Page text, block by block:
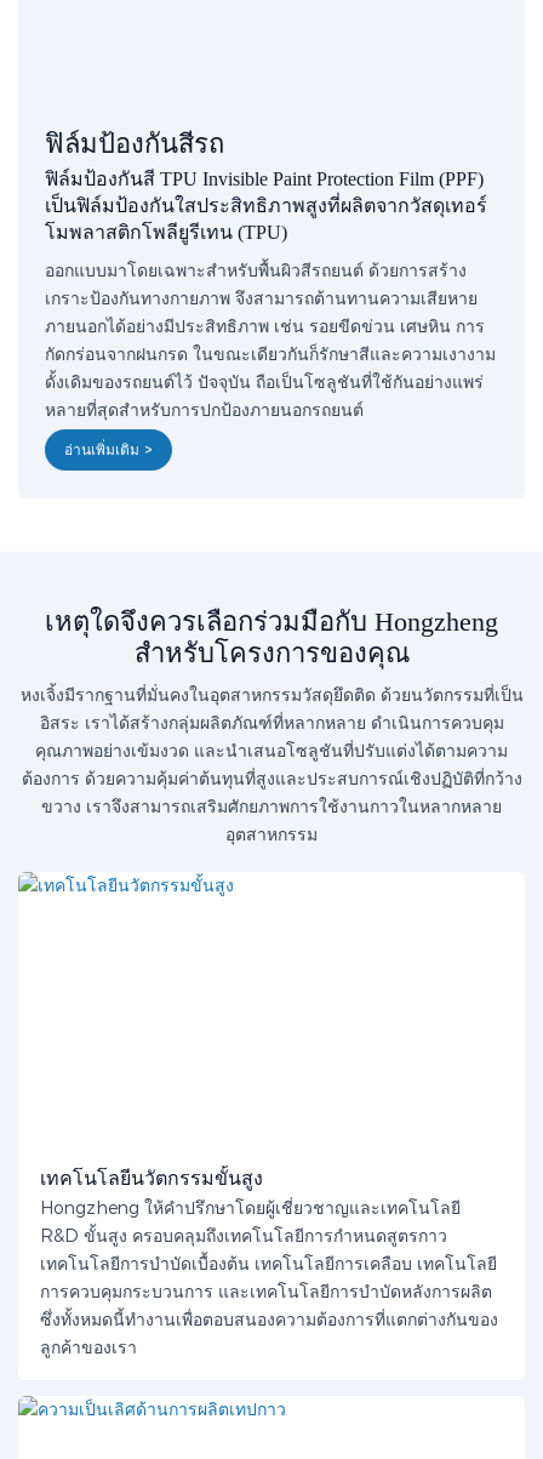
ฟิล์มป้องกันสีรถ
ฟิล์มป้องกันสี TPU Invisible Paint Protection Film (PPF)
เป็นฟิล์มป้องกันใสประสิทธิภาพสูงที่ผลิตจากวัสดุเทอร์
โมพลาสติกโพลียูรีเทน (TPU)
ออกแบบมาโดยเฉพาะสำหรับพื้นผิวสีรถยนต์ ด้วยการสร้าง
เกราะป้องกันทางกายภาพ จึงสามารถต้านทานความเสียหาย
ภายนอกได้อย่างมีประสิทธิภาพ เช่น รอยขีดข่วน เศษหิน การ
กัดกร่อนจากฝนกรด ในขณะเดียวกันก็รักษาสีและความเงางาม
ดั้งเดิมของรถยนต์ไว้ ปัจจุบัน ถือเป็นโซลูชันที่ใช้กันอย่างแพร่
หลายที่สุดสำหรับการปกป้องภายนอกรถยนต์
อ่านเพิ่มเติม >
เหตุใดจึงควรเลือกร่วมมือกับ Hongzheng
สำหรับโครงการของคุณ
หงเจิ้งมีรากฐานที่มั่นคงในอุตสาหกรรมวัสดุยึดติด ด้วยนวัตกรรมที่เป็น
อิสระ เราได้สร้างกลุ่มผลิตภัณฑ์ที่หลากหลาย ดำเนินการควบคุม
คุณภาพอย่างเข้มงวด และนำเสนอโซลูชันที่ปรับแต่งได้ตามความ
ต้องการ ด้วยความคุ้มค่าต้นทุนที่สูงและประสบการณ์เชิงปฏิบัติที่กว้าง
ขวาง เราจึงสามารถเสริมศักยภาพการใช้งานกาวในหลากหลาย
อุตสาหกรรม
เทคโนโลยีนวัตกรรมขั้นสูง
Hongzheng ให้คำปรึกษาโดยผู้เชี่ยวชาญและเทคโนโลยี
R&D ขั้นสูง ครอบคลุมถึงเทคโนโลยีการกำหนดสูตรกาว
เทคโนโลยีการบำบัดเบื้องต้น เทคโนโลยีการเคลือบ เทคโนโลยี
การควบคุมกระบวนการ และเทคโนโลยีการบำบัดหลังการผลิต
ซึ่งทั้งหมดนี้ทำงานเพื่อตอบสนองความต้องการที่แตกต่างกันของ
ลูกค้าของเรา